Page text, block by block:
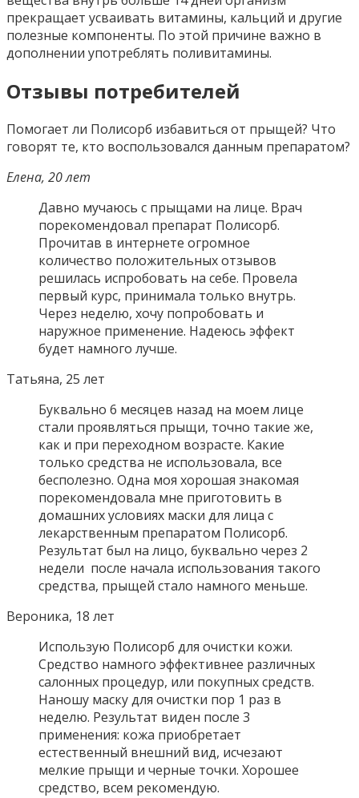
прекращает усваивать витамины, кальций и другие
полезные компоненты. По этой причине важно в
дополнении употреблять поливитамины.
Отзывы потребителей
Помогает ли Полисорб избавиться от прыщей? Что
говорят те, кто воспользовался данным препаратом?
Елена, 20 лет
Давно мучаюсь с прыщами на лице. Врач
порекомендовал препарат Полисорб.
Прочитав в интернете огромное
количество положительных отзывов
решилась испробовать на себе. Провела
первый курс, принимала только внутрь.
Через неделю, хочу попробовать и
наружное применение. Надеюсь эффект
будет намного лучше.
Татьяна, 25 лет
Буквально 6 месяцев назад на моем лице
стали проявляться прыщи, точно такие же,
как и при переходном возрасте. Какие
только средства не использовала, все
бесполезно. Одна моя хорошая знакомая
порекомендовала мне приготовить в
домашних условиях маски для лица с
лекарственным препаратом Полисорб.
Результат был на лицо, буквально через 2
недели после начала использования такого
средства, прыщей стало намного меньше.
Вероника, 18 лет
Использую Полисорб для очистки кожи.
Средство намного эффективнее различных
салонных процедур, или покупных средств.
Наношу маску для очистки пор 1 раз в
неделю. Результат виден после 3
применения: кожа приобретает
естественный внешний вид, исчезают
мелкие прыщи и черные точки. Хорошее
средство, всем рекомендую.